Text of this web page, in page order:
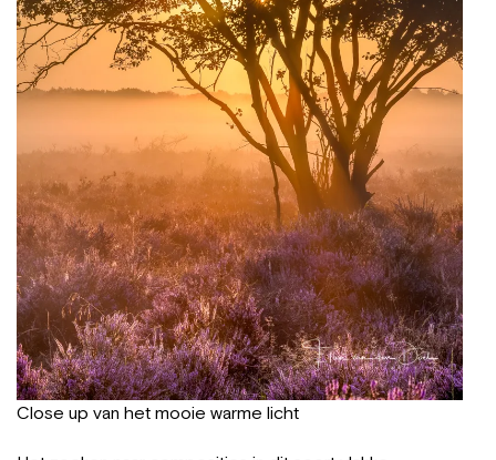
Close up van het mooie warme licht